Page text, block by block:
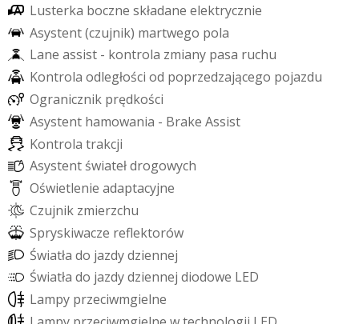
Lusterka boczne składane elektrycznie
Asystent(czujnik) martwego pola
Lane assist - kontrola zmiany pasa ruchu
Kontrola odległości od poprzedzającego pojazdu
Ogranicznik prędkości
Asystent hamowania - Brake Assist
Kontrola trakcji
Asystent światełdrogowych
Oświetlenie adaptacyjne
Czujnik zmierzchu
Spryskiwacze refektorów
Światła do jazdydziennej
Światła do jazdydziennej diodowe LED
Lampy przeciwmgielne